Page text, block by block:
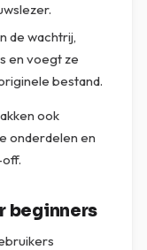
de wachtrij,
en voegt ze
bestand.
ook
onderdelen en
beginners